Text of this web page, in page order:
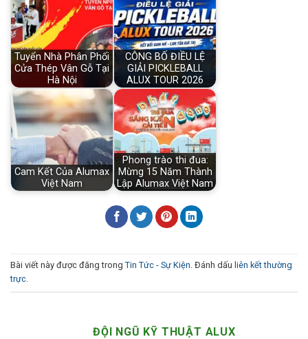
Tuyển Nhà Phân Phối
Cửa Thép Vân Gỗ Tại
Hà Nội
CÔNG BỐ ĐIỀU LỆ
GIẢI PICKLEBALL
ALUX TOUR 2026
Cam Kết Của Alumax
Việt Nam
Phong trào thi đua:
Mừng 15 Năm Thành
Lập Alumax Việt Nam
Bài viết này được đăng trong Tin Tức - Sự Kiện. Đánh dấu liên kết thường
trực.
ĐỘI NGŨ KỸ THUẬT ALUX